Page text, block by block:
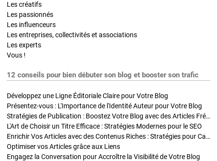
Les créatifs
Les passionnés
Les influenceurs
Les entreprises, collectivités et associations
Les experts
Vous !
12 conseils pour bien débuter son blog et booster son trafic
Développez une Ligne Éditoriale Claire pour Votre Blog
Présentez-vous : L'Importance de l'Identité Auteur pour Votre Blog
Stratégies de Publication : Boostez Votre Blog avec des Articles Fréquents et Exclusifs
L'Art de Choisir un Titre Efficace : Stratégies Modernes pour le SEO
Enrichir Vos Articles avec des Contenus Riches : Stratégies pour Captiver et Optimiser
Optimiser vos Articles grâce aux Liens
Engagez la Conversation pour Accroître la Visibilité de Votre Blog